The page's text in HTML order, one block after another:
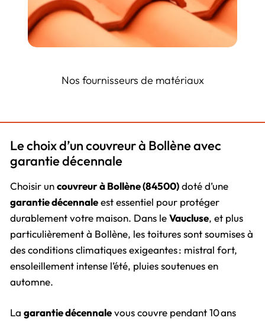
Nos fournisseurs de matériaux
Le choix d’un couvreur à Bollène avec
garantie décennale
Choisir uncouvreur à Bollène (84500)doté d’une
garantie décennaleest essentiel pour protéger
durablement votre maison. Dans leVaucluse, et plus
particulièrement à Bollène, les toitures sont soumises à
des conditions climatiques exigeantes : mistral fort,
ensoleillement intense l’été, pluies soutenues en
automne.
La garantie décennalevous couvre pendant 10 ans